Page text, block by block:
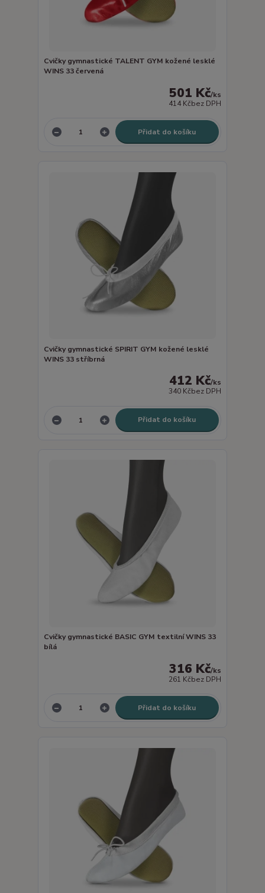
Cvičky gymnastické TALENT GYM kožené lesklé
WINS 33 červená
501 Kč/ks
414 Kčbez DPH
Přidat do košíku
Cvičky gymnastické SPIRIT GYM kožené lesklé
WINS 33 stříbrná
412 Kč/ks
340 Kčbez DPH
Přidat do košíku
Cvičky gymnastické BASIC GYM textilní WINS 33
bílá
316 Kč/ks
261 Kčbez DPH
Přidat do košíku